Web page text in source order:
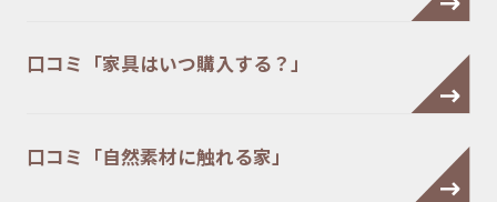
口コミ「家具はいつ購入する？」
口コミ「自然素材に触れる家」